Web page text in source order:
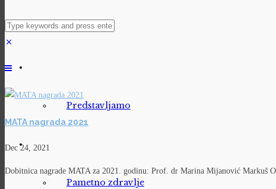
Predstavljamo
Pametno zdravlje
MATA nagrada 2021
Dec 24, 2021
Dobitnica nagrade MATA za 2021. godinu: Prof. dr Marina Mijanović Markuš